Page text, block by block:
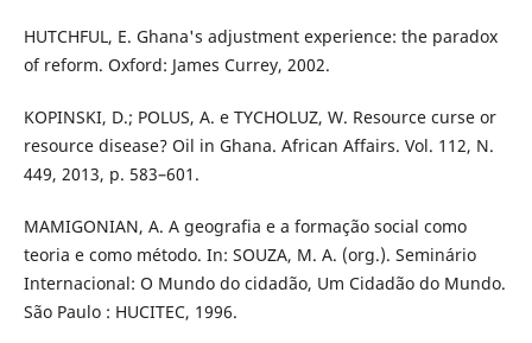
HUTCHFUL, E. Ghana's adjustment experience: the paradox
of reform. Oxford: James Currey, 2002.
KOPINSKI, D.; POLUS, A. e TYCHOLUZ, W. Resource curse or
resource disease? Oil in Ghana. African Affairs. Vol. 112, N.
449, 2013, p. 583–601.
MAMIGONIAN, A. A geografia e a formação social como
teoria e como método. In: SOUZA, M. A. (org.). Seminário
Internacional: O Mundo do cidadão, Um Cidadão do Mundo.
São Paulo : HUCITEC, 1996.